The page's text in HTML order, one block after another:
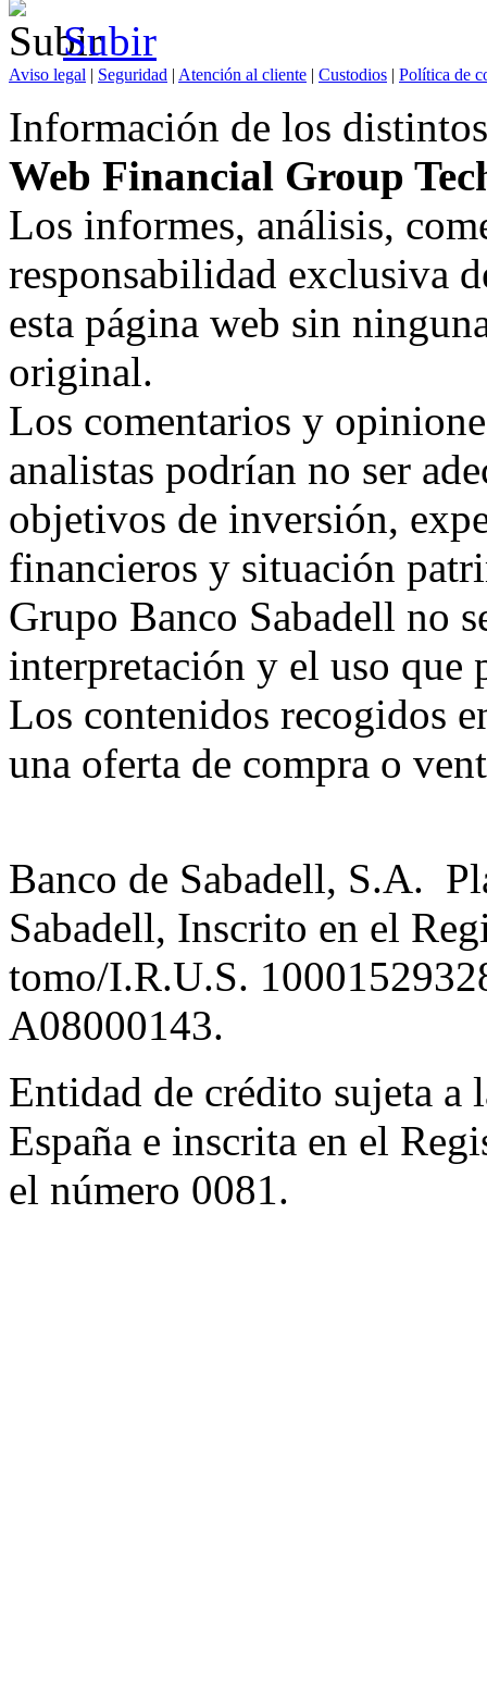
Subir
Aviso legal | Seguridad | Atención al cliente | Custodios | Política de
Información de los
Web Financial Group
Los informes, análisis,
responsabilidad exclusiva
esta página web sin
original.
Los comentarios y
analistas podrían no ser
objetivos de inversión,
financieros y situación
Grupo Banco Sabadell no
interpretación y el uso que
Los contenidos recogidos
una oferta de compra o
Banco de Sabadell, S.A.
Sabadell, Inscrito en el
tomo/I.R.U.S.
A08000143.
Entidad de crédito sujeta a
España e inscrita en el
el número 0081.